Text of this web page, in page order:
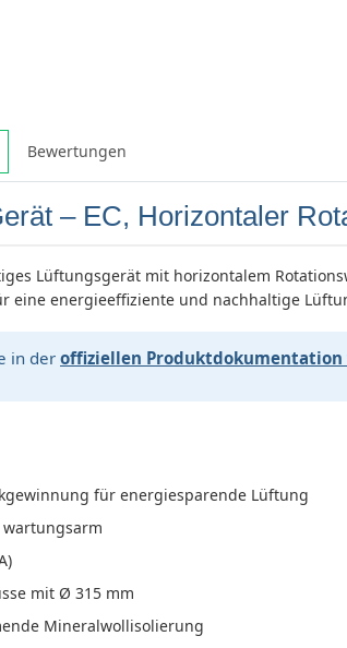
Bewertungen
– EC, Horizontaler
Lüftungsgerät mit horizontalem
eine energieeffiziente und nachhaltige
in der offiziellen Produktdokumentation
für energiesparende Lüftung
mit Ø 315 mm
Mineralwollisolierung